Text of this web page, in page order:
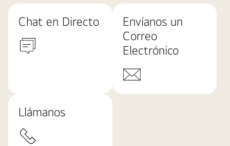
Chat en Directo
Envíanos un
Correo
Electrónico
Llámanos